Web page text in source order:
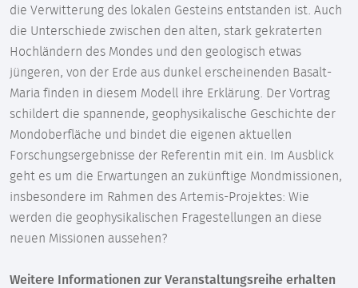
die Verwitterung des lokalen Gesteins entstanden ist. Auch
die Unterschiede zwischen den alten, stark gekraterten
Hochländern des Mondes und den geologisch etwas
jüngeren, von der Erde aus dunkel erscheinenden Basalt-
Maria finden in diesem Modell ihre Erklärung. Der Vortrag
schildert die spannende, geophysikalische Geschichte der
Mondoberfläche und bindet die eigenen aktuellen
Forschungsergebnisse der Referentin mit ein. Im Ausblick
geht es um die Erwartungen an zukünftige Mondmissionen,
insbesondere im Rahmen des Artemis-Projektes: Wie
werden die geophysikalischen Fragestellungen an diese
neuen Missionen aussehen?
Weitere Informationen zur Veranstaltungsreihe erhalten